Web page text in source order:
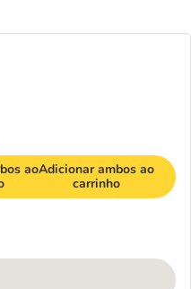
aoAdicionar ambos ao
carrinho